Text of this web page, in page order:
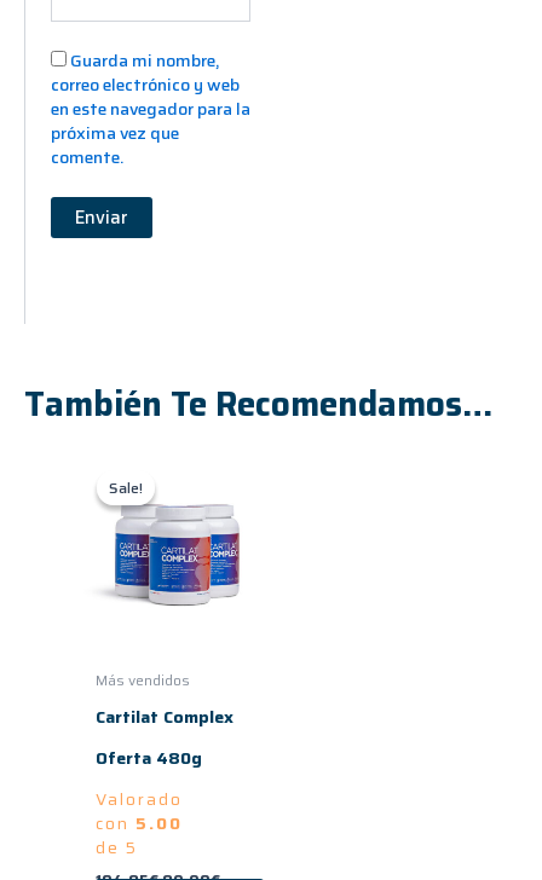
Guarda mi nombre,
correo electrónico y web
en este navegador para la
próxima vez que
comente.
También Te Recomendamos…
Sale!
Sale!
Más vendidos
Cartilat Complex
Oferta 480g
Valorado
con 5.00
de 5
era:
104,85€.
es:
89,90€.